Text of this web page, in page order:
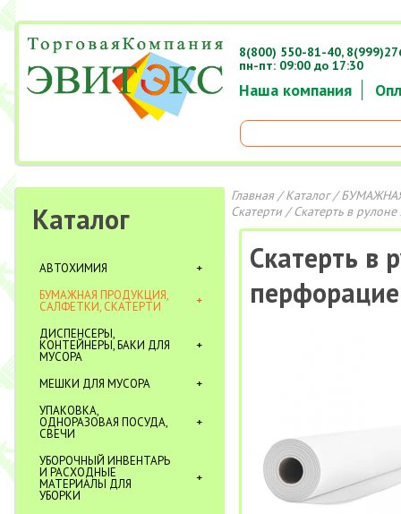
Наша компания
8(800) 550-81-40,
пн-пт: 09:00 до 17:30
Каталог
АВТОХИМИЯ
БУМАЖНАЯ ПРОДУКЦИЯ,
САЛФЕТКИ, СКАТЕРТИ
ДИСПЕНСЕРЫ,
КОНТЕЙНЕРЫ, БАКИ ДЛЯ
МУСОРА
МЕШКИ ДЛЯ МУСОРА
УПАКОВКА,
ОДНОРАЗОВАЯ ПОСУДА,
СВЕЧИ
УБОРОЧНЫЙ ИНВЕНТАРЬ
И РАСХОДНЫЕ
МАТЕРИАЛЫ ДЛЯ
УБОРКИ
Главная/Каталог/
Скатерти / Скатерть в
Скатерть в